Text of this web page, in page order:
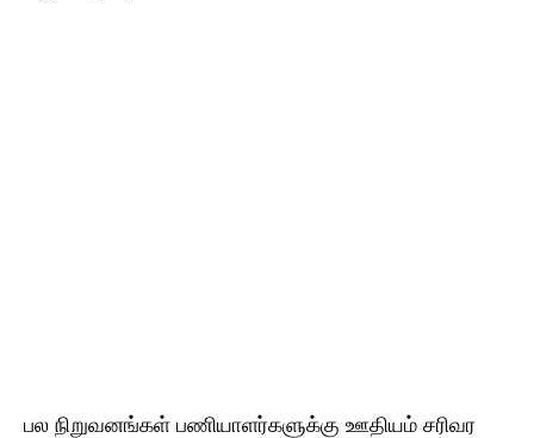
பல நிறுவனங்கள் பணியாளர்களுக்கு ஊதியம் சரிவர